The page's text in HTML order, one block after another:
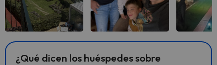
¿Qué dicen los huéspedes sobre